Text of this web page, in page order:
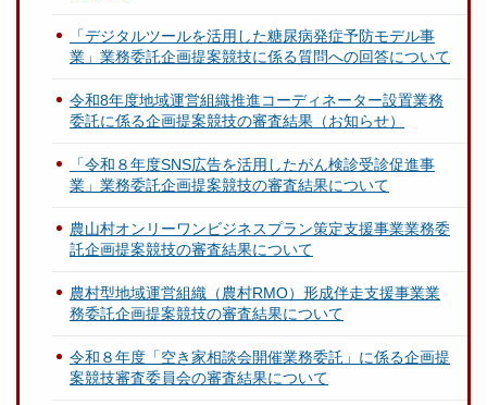
「デジタルツールを活用した糖尿病発症予防モデル事
業」業務委託企画提案競技に係る質問への回答について
令和8年度地域運営組織推進コーディネーター設置業務
委託に係る企画提案競技の審査結果（お知らせ）
「令和８年度SNS広告を活用したがん検診受診促進事
業」業務委託企画提案競技の審査結果について
農山村オンリーワンビジネスプラン策定支援事業業務委
託企画提案競技の審査結果について
農村型地域運営組織（農村RMO）形成伴走支援事業業
務委託企画提案競技の審査結果について
令和８年度「空き家相談会開催業務委託」に係る企画提
案競技審査委員会の審査結果について